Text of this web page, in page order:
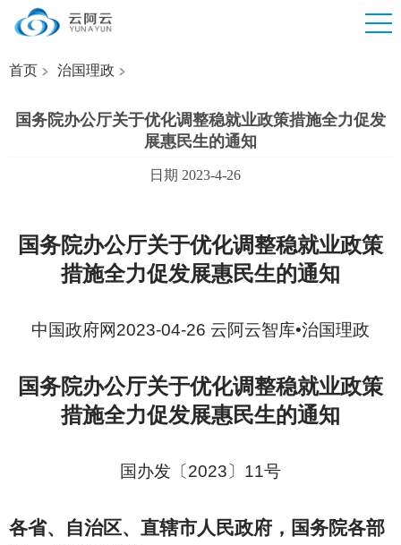
首页 治国理政
国务院办公厅关于优化调整稳就业政策措施全力促发
展惠民生的通知
日期 2023-4-26
国务院办公厅关于优化调整稳就业政策
措施全力促发展惠民生的通知
中国政府网2023-04-26 云阿云智库•治国理政
国务院办公厅关于优化调整稳就业政策
措施全力促发展惠民生的通知
国办发〔2023〕11号
各省、自治区、直辖市人民政府，国务院各部